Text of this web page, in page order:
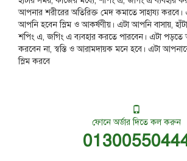
আপনার শরীরের অতিরিক্ত মেদ কমাতে সাহায্য করবে।
আপনি হবেন স্লিম ও আকর্ষণীয়। এটা আপনি বাসায়,
শপিং এ, জগিং এ ব্যবহার করতে পারবেন। এটা পড়তে
করবেন না, স্বস্তি ও আরামদায়ক মনে হবে। এটা
স্লিম করবে
ফোনে অর্ডার দিতে কল করুন